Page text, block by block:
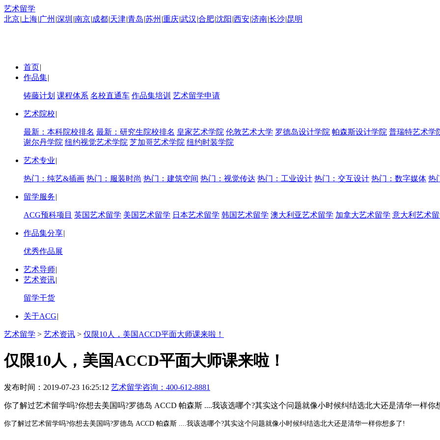
艺术留学
北京| 上海|广州 |深圳 |南京|成都|天津|青岛|苏州 |重庆|武汉 |合肥|沈阳 |西安|济南|长沙|昆明
首页|
作品集|
铸藤计划 课程体系 名校直通车 作品集培训 艺术留学申请
艺术院校|
最新：本科院校排名 最新：研究生院校排名 皇家艺术学院 伦敦艺术大学 罗德岛设计学院 帕森斯设计学院 普瑞特艺术学
谢尔丹学院 纽约视觉艺术学院 芝加哥艺术学院 纽约时装学院
艺术专业|
热门：纯艺&插画 热门：服装时尚 热门：建筑空间 热门：视觉传达 热门：工业设计 热门：交互设计 热门：数字媒体 热
留学服务|
ACG预科项目 英国艺术留学 美国艺术留学 日本艺术留学 韩国艺术留学 澳大利亚艺术留学 加拿大艺术留学 意大利艺术
作品集分享|
优秀作品展
艺术导师|
艺术资讯|
留学干货
关于ACG|
艺术留学 > 艺术资讯 > 仅限10人，美国ACCD平面大师课来啦！
仅限10人，美国ACCD平面大师课来啦！
发布时间：2019-07-23 16:25:12 艺术留学咨询： 400-612-8881
你了解过艺术留学吗?你想去美国吗?罗德岛 ACCD 帕森斯 ....我该选哪个?其实这个问题就像小时候纠结选北大还是清华一样你
你了解过艺术留学吗?你想去美国吗?罗德岛 ACCD 帕森斯 ....我该选哪个?其实这个问题就像小时候纠结选北大还是清华一样你想多了!